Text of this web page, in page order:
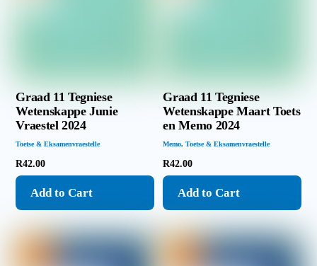
Graad 11 Tegniese
Wetenskappe Junie
Vraestel 2024
Toetse & Eksamenvraestelle
R42.00
Add to Cart
Graad 11 Tegniese
Wetenskappe Maart Toets
en Memo 2024
Memo,Toetse & Eksamenvraestelle
R42.00
Add to Cart